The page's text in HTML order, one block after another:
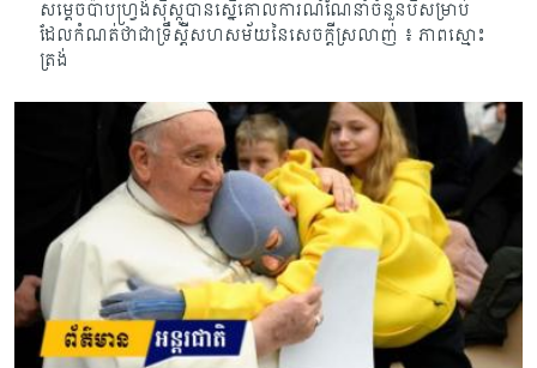
សម្តេចប៉ាបហ្រ្វង់ស៊ីស្កូបានស្នើគោលការណ៍ណែនាំចំនួនបីសម្រាប់
ដែលកំណត់ថាជាទ្រឹស្ដីសហសម័យនៃសេចក្តីស្រលាញ់ ៖ ភាពស្មោះ
ត្រង់